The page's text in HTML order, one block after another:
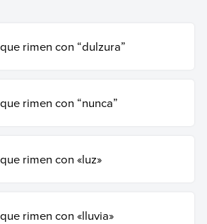
de junio de 2026 de
palabras-que-rimen-con-fruta/
rimen con “dulzura”
rimen con “nunca”
rimen con «luz»
rimen con «lluvia»